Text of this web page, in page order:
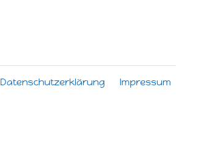
Datenschutzerklärung Impressum